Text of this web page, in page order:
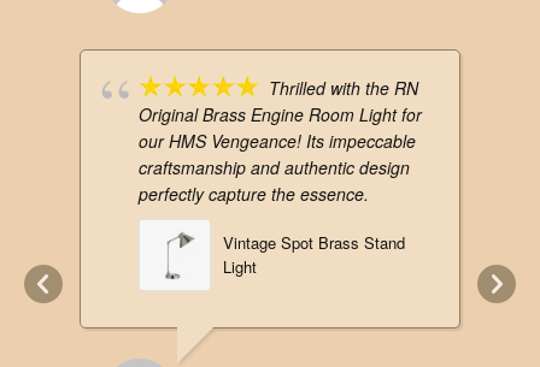
Thrilled with the RN
Original Brass Engine Room Light for
our HMS Vengeance! Its impeccable
craftsmanship and authentic design
perfectly capture the essence.
Vintage Spot Brass Stand
Light